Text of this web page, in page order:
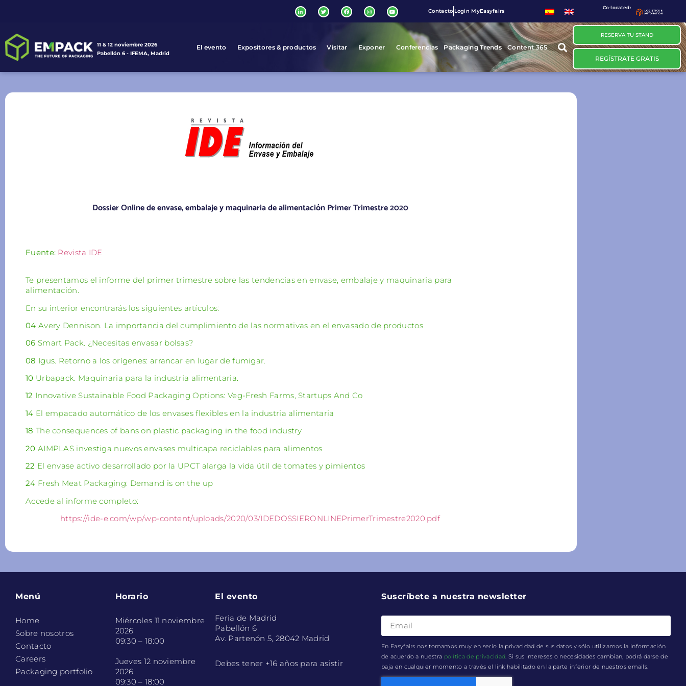
Contacto Login MyEasyfairs
Co-located:
11 & 12 noviembre 2026
Pabellón 6 - IFEMA, Madrid
El evento Expositores & productos Visitar Exponer Conferencias Packaging Trends Content 365
RESERVA TU STAND
REGÍSTRATE GRATIS
Dossier Online de envase, embalaje y maquinaria de alimentación Primer Trimestre 2020
Fuente: Revista IDE
Te presentamos el informe del primer trimestre sobre las tendencias en envase, embalaje y maquinaria para
alimentación.
En su interior encontrarás los siguientes artículos:
04 Avery Dennison. La importancia del cumplimiento de las normativas en el envasado de productos
06 Smart Pack. ¿Necesitas envasar bolsas?
08 Igus. Retorno a los orígenes: arrancar en lugar de fumigar.
10 Urbapack. Maquinaria para la industria alimentaria.
12 Innovative Sustainable Food Packaging Options: Veg-Fresh Farms, Startups And Co
14 El empacado automático de los envases flexibles en la industria alimentaria
18 The consequences of bans on plastic packaging in the food industry
20 AIMPLAS investiga nuevos envases multicapa reciclables para alimentos
22 El envase activo desarrollado por la UPCT alarga la vida útil de tomates y pimientos
24 Fresh Meat Packaging: Demand is on the up
Accede al informe completo:
https://ide-e.com/wp/wp-content/uploads/2020/03/IDEDOSSIERONLINEPrimerTrimestre2020.pdf
Menú
Home
Sobre nosotros
Contacto
Careers
Packaging portfolio
Horario
Miércoles 11 noviembre
2026
09:30 – 18:00
Jueves 12 noviembre
2026
09:30 – 18:00
El evento
Feria de Madrid
Pabellón 6
Av. Partenón 5, 28042 Madrid
Debes tener +16 años para asistir
Suscríbete a nuestra newsletter
En Easyfairs nos tomamos muy en serio la privacidad de sus datos y sólo utilizamos la información
de acuerdo a nuestra política de privacidad . Si sus intereses o necesidades cambian, podrá darse de
baja en cualquier momento a través el link habilitado en la parte inferior de nuestros emails.